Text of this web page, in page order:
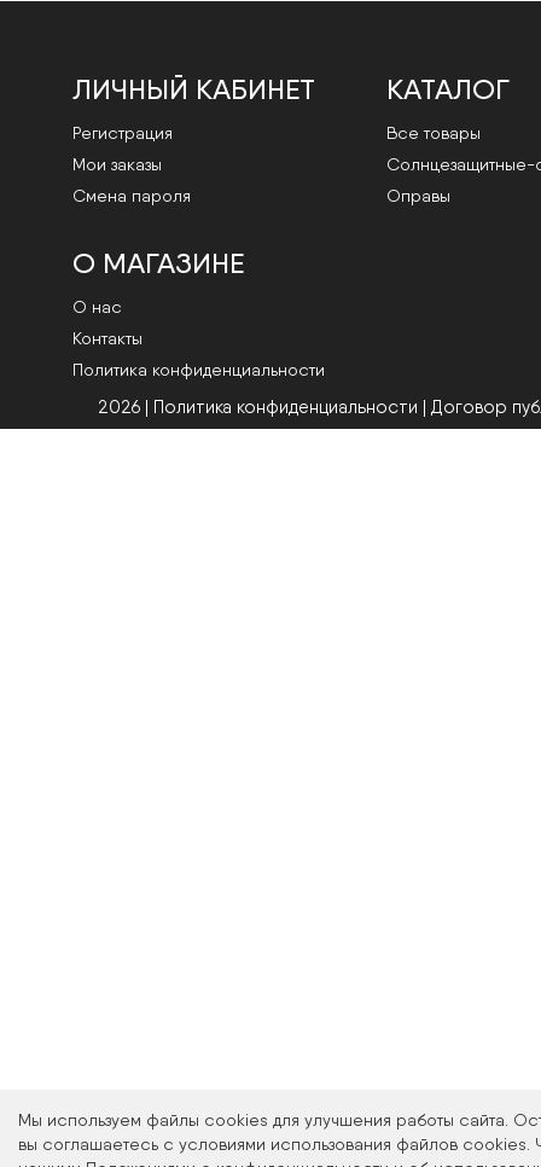
Мы используем файлы cookies для улучшения работы сайта.
вы соглашаетесь с условиями использования файлов cookies.
ЛИЧНЫЙ КАБИНЕТ
Регистрация
Мои заказы
Смена пароля
КАТАЛОГ
Все товары
Cолнцезащитные-
Оправы
О МАГАЗИНЕ
О нас
Контакты
Политика конфиденциальности
2026 | Политика конфиденциальности | Договор